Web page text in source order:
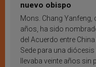
nuevo obispo
Mons. Chang Yanfeng,
años, ha sido
del Acuerdo entre
Sede para una diócesis
llevaba veinte años